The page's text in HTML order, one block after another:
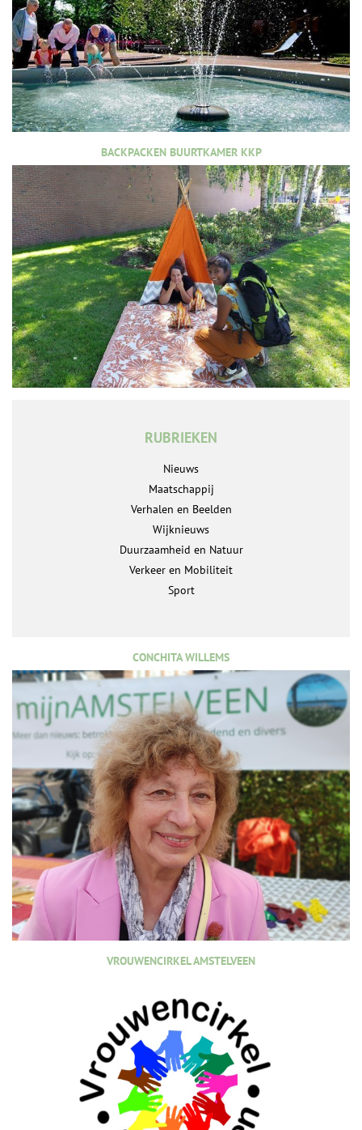
BACKPACKEN BUURTKAMER KKP
RUBRIEKEN
Nieuws
Maatschappij
Verhalen en Beelden
Wijknieuws
Duurzaamheid en Natuur
Verkeer en Mobiliteit
Sport
CONCHITA WILLEMS
VROUWENCIRKEL AMSTELVEEN